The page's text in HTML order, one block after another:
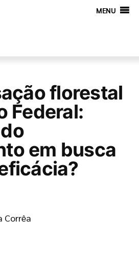
MENU
florestal
Federal:
em busca
Corrêa